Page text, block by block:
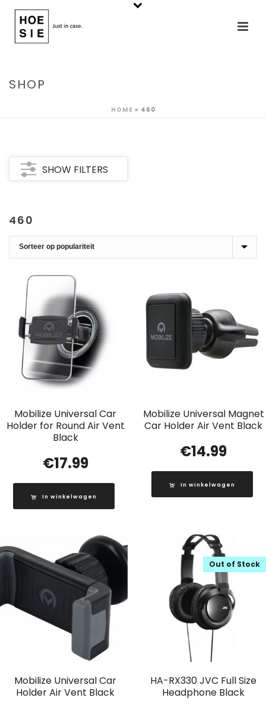
SHOP
HOME » 460
SHOW FILTERS
460
Mobilize Universal Car
Holder for Round Air Vent
Black
€17.99
In winkelwagen
Mobilize Universal Magnet
Car Holder Air Vent Black
€14.99
In winkelwagen
Mobilize Universal Car
Holder Air Vent Black
HA-RX330 JVC Full Size
Headphone Black
Out of Stock